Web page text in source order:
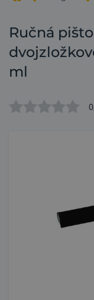
Ručná
ml